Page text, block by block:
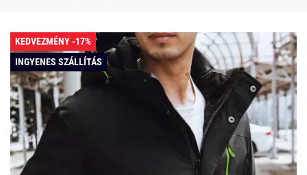
KEDVEZMÉNY -17%
INGYENES SZÁLLÍTÁS